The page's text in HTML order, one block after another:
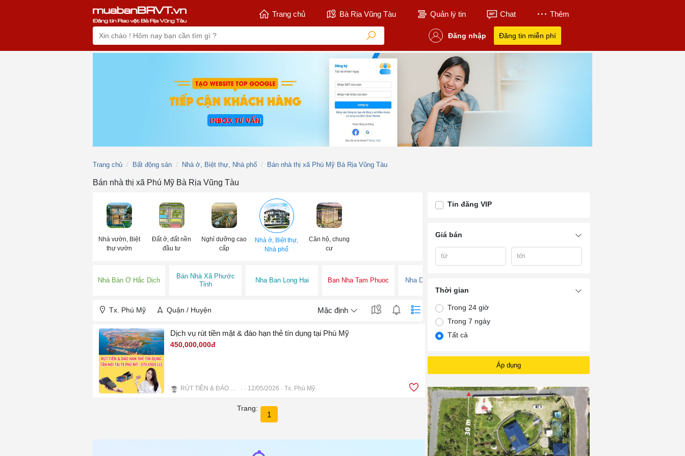
Trang chủ Bà Rịa Vũng Tàu Quản lý tin Chat Thêm
Đăng nhập Đăng tin miễn phí
Trang chủ Bất động sản Nhà ở, Biệt thự, Nhà phố Bán nhà thị xã Phú Mỹ Bà Rịa Vũng Tàu
Bán nhà thị xã Phú Mỹ Bà Rịa Vũng Tàu
Nhà vườn, Biệt
thự vườn
Đất ở, đất nền
đầu tư
Nghỉ dưỡng cao
cấp
Nhà ở, Biệt thự,
Nhà phố
Căn hộ, chung
cư
Nhà Bán Ở Hắc Dịch
Bán Nhà Xã Phước
Tỉnh
Nha Ban Long Hai Ban Nha Tam Phuoc Nha Dat Tam Phuoc
Tx. Phú Mỹ Quận / Huyện Mặc định
Dịch vụ rút tiền mặt & đáo hạn thẻ tín dụng tại Phú Mỹ
450,000,000đ
RÚT TIỀN & ĐÁO HẠN THẺ TÍN DỤNG BRVT 12/05/2026 Tx. Phú Mỹ
Trang:
1
Tin đăng VIP
Giá bán
từ tới
Thời gian
Trong 24 giờ
Trong 7 ngày
Tất cả
Áp dụng